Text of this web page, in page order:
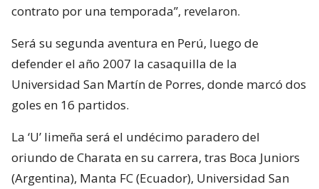
contrato por una temporada”, revelaron.
Será su segunda aventura en Perú, luego de
defender el año 2007 la casaquilla de la
Universidad San Martín de Porres, donde marcó dos
goles en 16 partidos.
La ‘U’ limeña será el undécimo paradero del
oriundo de Charata en su carrera, tras Boca Juniors
(Argentina), Manta FC (Ecuador), Universidad San